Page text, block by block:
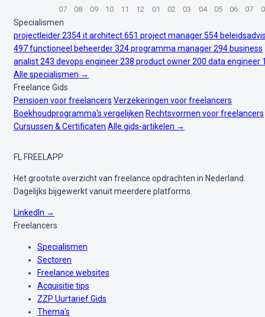
07 08 09 10 11 12 01 02 03 04 05 06 07
Specialismen
projectleider2354it architect651 project manager554
497functioneel beheerder324programma manager294 business
analist243 devops engineer238 product owner200 data engineer
Alle specialismen →
Freelance Gids
Pensioen voor freelancers Verzekeringen voor freelancers
Boekhoudprogramma's vergelijken Rechtsvormen voor freelancers
Cursussen & Certificaten Alle gids-artikelen →
FL FREELAPP
Het grootste overzicht van freelance opdrachten in Nederland.
Dagelijks bijgewerkt vanuit meerdere platforms.
LinkedIn →
Freelancers
Specialismen
Sectoren
Freelance websites
Acquisitie tips
ZZP Uurtarief Gids
Thema's